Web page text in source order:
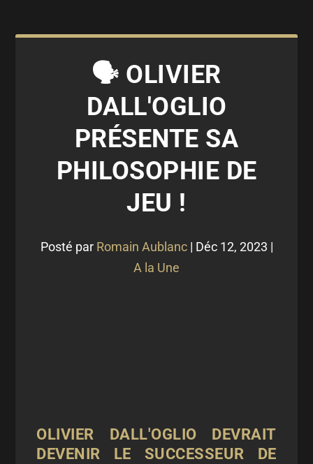
🗣 OLIVIER
DALL'OGLIO
PRÉSENTE SA
PHILOSOPHIE DE
JEU !
Posté par Romain Aublanc| Déc 12, 2023 |
A la Une
OLIVIER DALL'OGLIO DEVRAIT
DEVENIR LE SUCCESSEUR DE